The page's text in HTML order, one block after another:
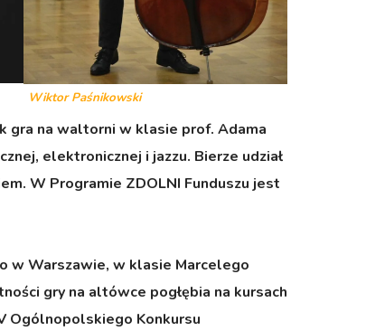
Wiktor Paśnikowski
gra na waltorni w klasie prof. Adama
elektronicznej i jazzu. Bierze udział
W Programie ZDOLNI Funduszu jest
w Warszawie, w klasie Marcelego
gry na altówce pogłębia na kursach
Ogólnopolskiego Konkursu